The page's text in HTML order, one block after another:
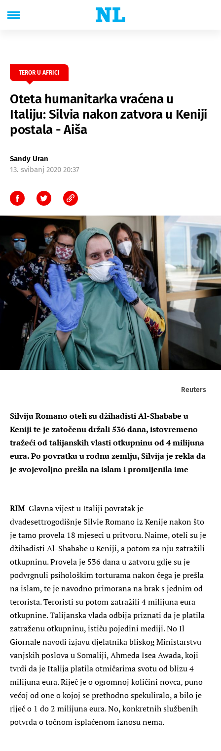
TEROR U AFRICI
Oteta humanitarka vraćena u
Italiju: Silvia nakon zatvora u Keniji
postala - Aiša
Sandy Uran
13. svibanj 2020 20:37
Reuters
Silviju Romano oteli su džihadisti Al-Shababe u
Keniji te je zatočenu držali 536 dana, istovremeno
tražeći od talijanskih vlasti otkupninu od 4 milijuna
eura. Po povratku u rodnu zemlju, Silvija je rekla da
je svojevoljno prešla na islam i promijenila ime
RIM Glavna vijest u Italiji povratak je
dvadesettrogodišnje Silvie Romano iz Kenije nakon što
je tamo provela 18 mjeseci u pritvoru. Naime, oteli su je
džihadisti Al-Shababe u Keniji, a potom za nju zatražili
otkupninu. Provela je 536 dana u zatvoru gdje su je
podvrgnuli psihološkim torturama nakon čega je prešla
na islam, te je navodno primorana na brak s jednim od
terorista. Teroristi su potom zatražili 4 milijuna eura
otkupnine. Talijanska vlada odbija priznati da je platila
zatraženu otkupninu, ističu pojedini mediji. No Il
Giornale navodi izjavu djelatnika bliskog Ministarstvu
vanjskih poslova u Somaliji, Ahmeda Isea Awada, koji
tvrdi da je Italija platila otmičarima svotu od blizu 4
milijuna eura. Riječ je o ogromnoj količini novca, puno
većoj od one o kojoj se prethodno spekuliralo, a bilo je
riječ o 1 do 2 milijuna eura. No, konkretnih službenih
potvrda o točnom isplaćenom iznosu nema.